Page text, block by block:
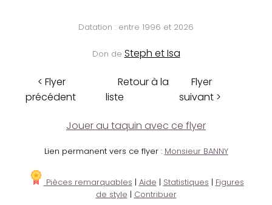
Datation : entre 1996 et 2026
Don de Steph et Isa
< Flyer
précédent
Retour à la
liste
Flyer
suivant >
Jouer au taquin avec ce flyer
Lien permanent vers ce flyer : Monsieur BANNY
Pièces remarquables | Aide | Statistiques | Figures
de style | Contribuer